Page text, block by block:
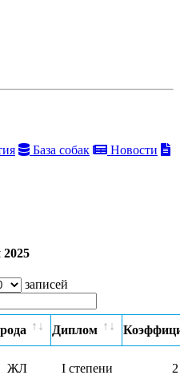
База собак
Новости
записей
Диплом
ЖЛ I степени 2